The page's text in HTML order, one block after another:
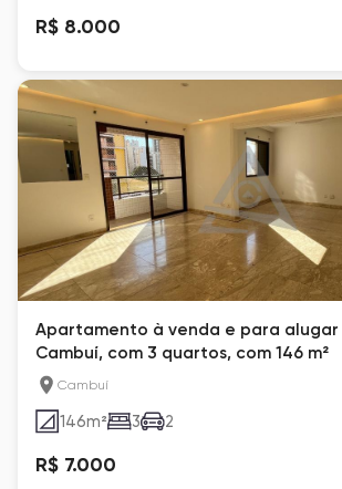
R$ 8.000
Apartamento à venda e para alugar
Cambuí, com 3 quartos, com 146 m²
Cambuí
146m² 3 2
R$ 7.000